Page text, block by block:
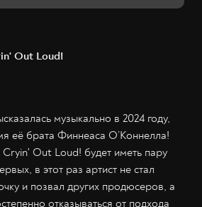
Out Loud!
музыкально в 2024 году,
её брата Финнеаса О’Коннелла!
Out Loud! будет иметь пару
в этот раз артист не стал
и позвал других продюсеров, а
отказываться от подхода